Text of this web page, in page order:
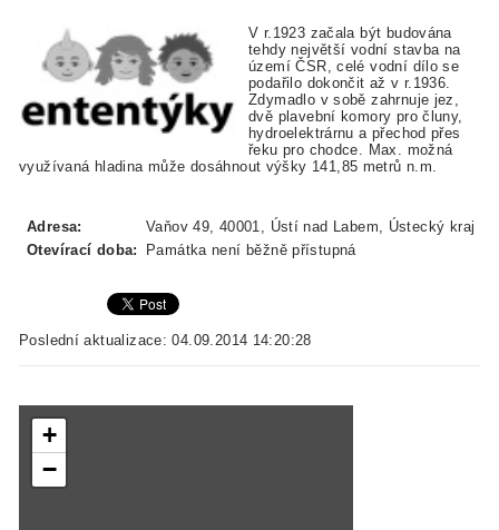
V r.1923 začala být budována
tehdy největší vodní stavba na
území ČSR, celé vodní dílo se
podařilo dokončit až v r.1936.
Zdymadlo v sobě zahrnuje jez,
dvě plavební komory pro čluny,
hydroelektrárnu a přechod přes
řeku pro chodce. Max. možná
využívaná hladina může dosáhnout výšky 141,85 metrů n.m.
Adresa:
Vaňov 49, 40001, Ústí nad Labem, Ústecký kraj
Otevírací doba:
Památka není běžně přístupná
Poslední aktualizace: 04.09.2014 14:20:28
+
−